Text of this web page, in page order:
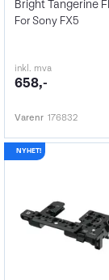
For Sony FX5
inkl. mva
658,-
Varenr 176832